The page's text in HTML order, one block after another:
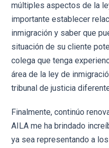
múltiples aspectos de la
importante establecer
inmigración y saber que
situación de su cliente
colega que tenga
área de la ley de
tribunal de justicia
Finalmente, continúo
AILA me ha brindado
ya sea representando a